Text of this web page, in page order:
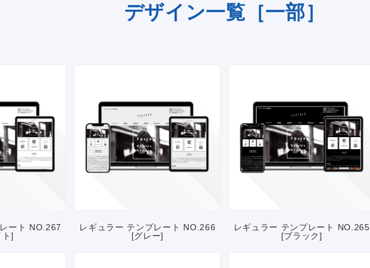
デザイン一覧［一部］
ート NO.267
ト]
レギュラー テンプレート NO.266
[グレー]
レギュラー テンプレート NO.265
[ブラック]